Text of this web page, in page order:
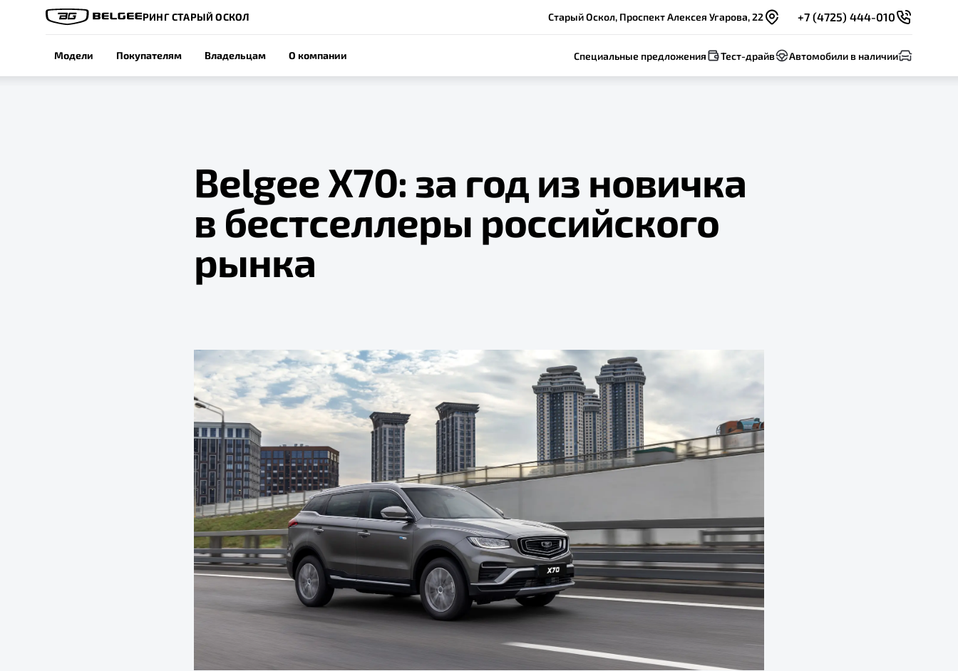
РИНГ СТАРЫЙ ОСКОЛ Старый Оскол, Проспект Алексея Угарова, 22 +7 (4725) 444-010
Модели Покупателям Владельцам О компании Специальные предложения Тест-драйв Автомобили в наличии
Belgee X70: за год из новичка
в бестселлеры российского
рынка